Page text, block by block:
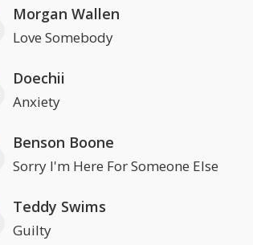
Morgan Wallen
Love Somebody
Doechii
Anxiety
Benson Boone
Sorry I'm Here For Someone Else
Teddy Swims
Guilty